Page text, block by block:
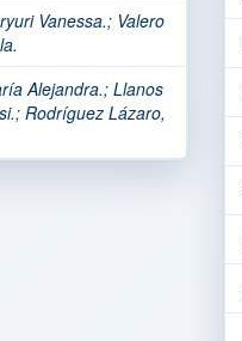
Vanessa.; Valero
Alejandra.; Llanos
; Rodríguez Lázaro,